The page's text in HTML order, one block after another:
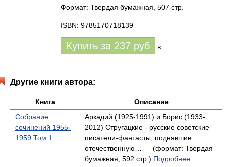
Формат: Твердая бумажная, 507 стр.
ISBN: 9785170718139
Купить за 237 руб в
Другие книги автора:
Книга
Описание
Собрание
сочинений 1955-
1959 Том 1
Аркадий (1925-1991) и Борис (1933-
2012) Стругацкие - русские советские
писатели-фантасты, поднявшие
отечественную… — (формат: Твердая
бумажная, 592 стр.) Подробнее...